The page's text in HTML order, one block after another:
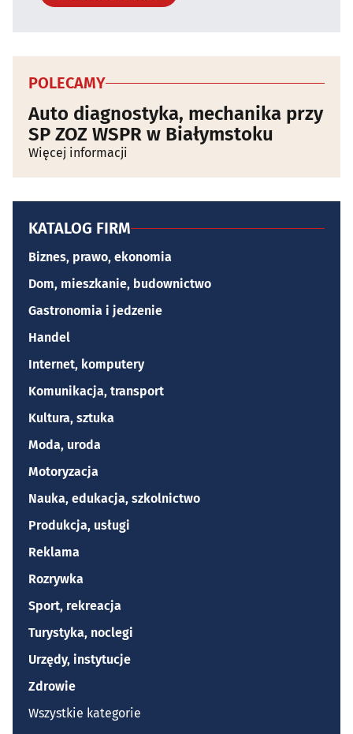
POLECAMY
Auto diagnostyka, mechanika przy
SP ZOZ WSPR w Białymstoku
Więcej informacji
KATALOG FIRM
Biznes, prawo, ekonomia
Dom, mieszkanie, budownictwo
Gastronomia i jedzenie
Handel
Internet, komputery
Komunikacja, transport
Kultura, sztuka
Moda, uroda
Motoryzacja
Nauka, edukacja, szkolnictwo
Produkcja, usługi
Reklama
Rozrywka
Sport, rekreacja
Turystyka, noclegi
Urzędy, instytucje
Zdrowie
Wszystkie kategorie